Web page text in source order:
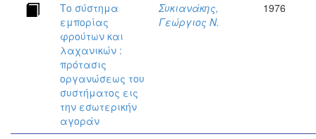
Το σύστημα
εμπορίας
φρούτων και
λαχανικών :
πρότασις
οργανώσεως του
συστήματος εις
την εσωτερικήν
αγοράν
Συκιανάκης,
Γεώργιος Ν.
1976